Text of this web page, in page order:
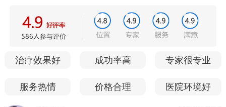
治疗效果好 成功率高 专家很专业
服务热情 价格合理 医院环境好